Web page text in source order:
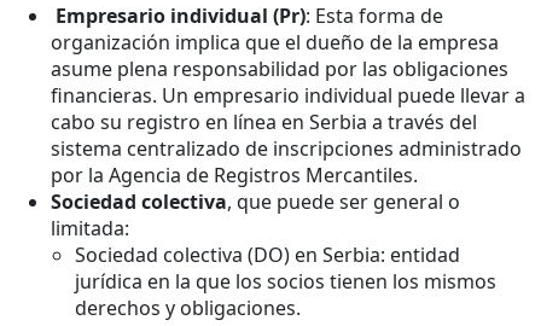
Empresario individual (Pr): Esta forma de
organización implica que el dueño de la empresa
asume plena responsabilidad por las obligaciones
financieras. Un empresario individual puede llevar a
cabo su registro en línea en Serbia a través del
sistema centralizado de inscripciones administrado
por la Agencia de Registros Mercantiles.
Sociedad colectiva, que puede ser general o
limitada:
Sociedad colectiva (DO) en Serbia: entidad
jurídica en la que los socios tienen los mismos
derechos y obligaciones.